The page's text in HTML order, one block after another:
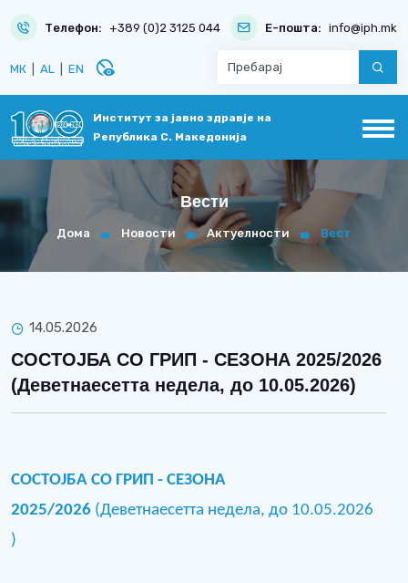
Телефон: +389 (0)2 3125 044 Е-пошта: info@iph.mk
МК AL EN disabled_visible
Институт за јавно здравје на
Република С. Македонија
Вести
Дома Новости Актуелности Вест
14.05.2026
СОСТОЈБА СО ГРИП - СЕЗОНА 2025/2026
(Деветнаесетта недела, до 10.05.2026)
СОСТОЈБА СО ГРИП - СЕЗОНА
2025/2026 (Деветнаесетта недела, до 10.05.2026
)